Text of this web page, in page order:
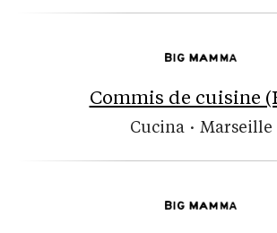
Commis de cuisine
Cucina · Marseille